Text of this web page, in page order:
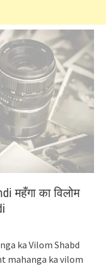
महँगा का विलोम
ka Vilom Shabd
mahanga ka vilom